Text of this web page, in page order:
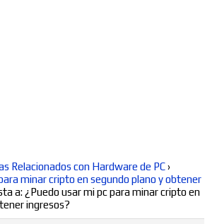
Soporte
Relacionados con Hardware de PC›
minar cripto en segundo plano y obtener
a: ¿Puedo usar mi pc para minar cripto en
ingresos?